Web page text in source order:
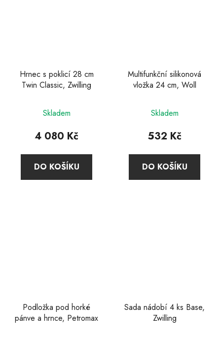
Hrnec s poklicí 28 cm
Twin Classic, Zwilling
Skladem
4 080 Kč
DO KOŠÍKU
Multifunkční silikonová
vložka 24 cm, Woll
Skladem
532 Kč
DO KOŠÍKU
Podložka pod horké
pánve a hrnce, Petromax
Sada nádobí 4 ks Base,
Zwilling